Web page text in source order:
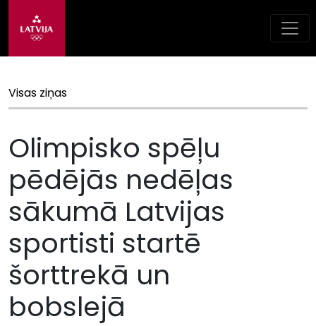
Visas ziņas
Olimpisko spēļu
pēdējās nedēļas
sākumā Latvijas
sportisti startē
šorttrekā un
bobslejā